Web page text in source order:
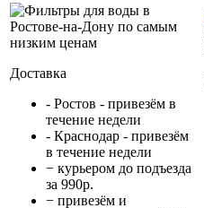
Доставка
- Ростов - привезём в
течение недели
- Краснодар - привезём
в течение недели
− курьером до подъезда
за 990р.
− привезём и